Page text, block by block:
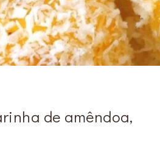
de amêndoa,